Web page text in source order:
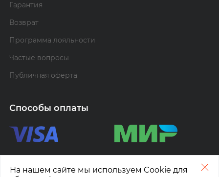
Гарантия
Возврат
Программа лояльности
Частые вопросы
Публичная оферта
Способы оплаты
На нашем сайте мы используем Cookie для